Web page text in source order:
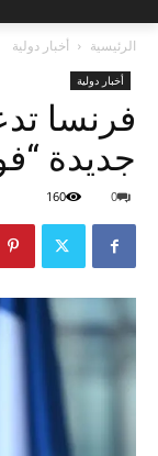
الرئيسية أخبار دولية
أخبار دولية
فرنسا
جديدة
0
160